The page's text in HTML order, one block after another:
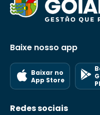
Baixe nosso app
Baixar no
App Store
Redes sociais